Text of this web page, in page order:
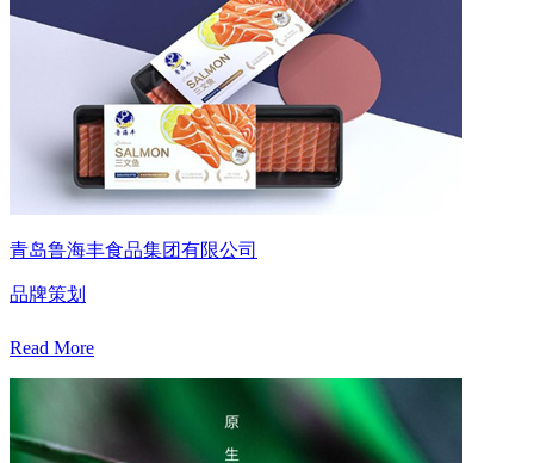
青岛鲁海丰食品集团有限公司
品牌策划
Read More